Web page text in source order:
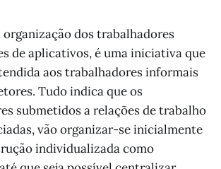
organização dos trabalhadores
de aplicativos, é uma iniciativa que
aos trabalhadores informais
Tudo indica que os
submetidos a relações de trabalho
vão organizar-se inicialmente
individualizada como